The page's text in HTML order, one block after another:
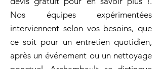
Nos équipes expérimentées
interviennent selon vos besoins, que
ce soit pour un entretien quotidien,
après un événement ou un nettoyage